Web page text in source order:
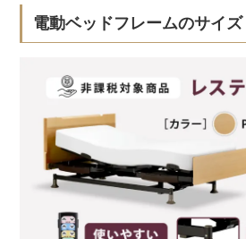
電動ベッドフレームのサイ